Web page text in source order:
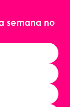
semana no